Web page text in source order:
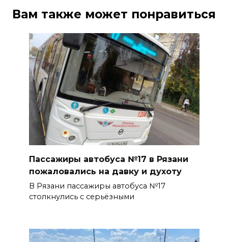
Вам также может понравиться
Пассажиры автобуса №17 в Рязани
пожаловались на давку и духоту
В Рязани пассажиры автобуса №17
столкнулись с серьёзными